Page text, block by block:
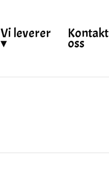
Vi leverer
▾
Kontakt
oss